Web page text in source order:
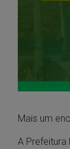
Mais um
A Prefeitura